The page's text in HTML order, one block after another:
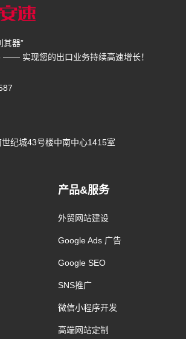
其器”
—— 实现您的出口业务持续高速增长！
纪城43号楼中南中心1415室
产品&服务
外贸网站建设
Google Ads 广告
Google SEO
SNS推广
微信小程序开发
高端网站定制